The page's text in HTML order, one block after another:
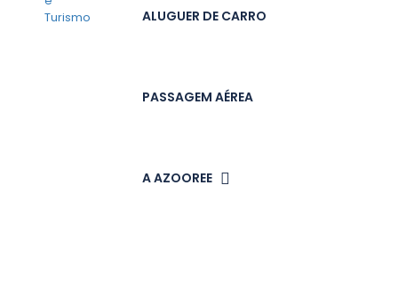
ALUGUER DE CARRO
PASSAGEM AÉREA
A AZOOREE